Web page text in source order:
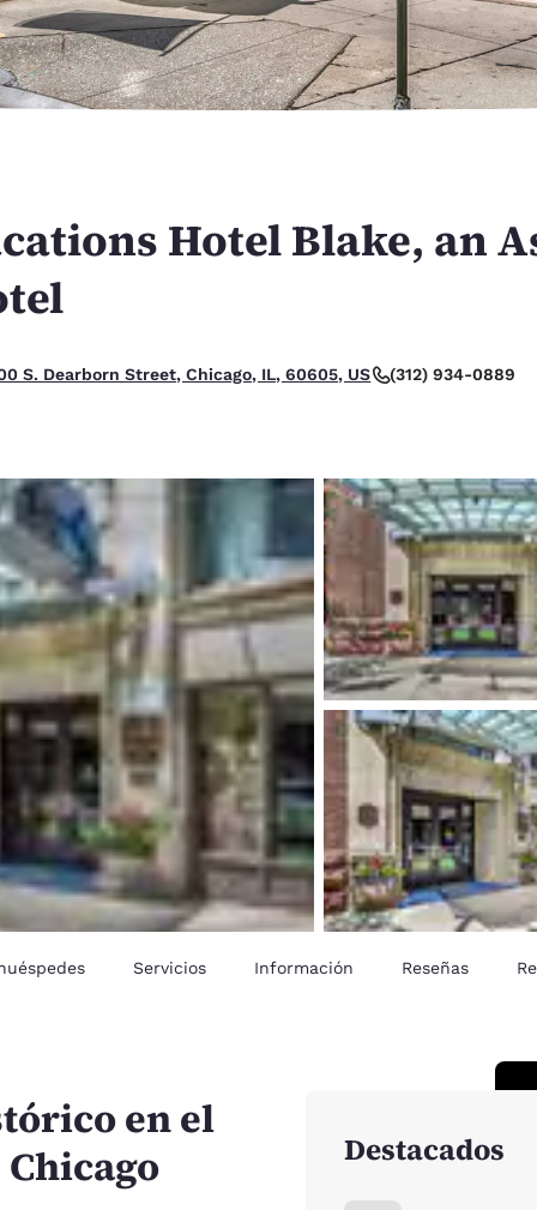
Español
English English
Hotel Blake, an
S. Dearborn Street, Chicago, IL, 60605, US (312) 934-0889
Servicios Información Reseñas
en el
Destacados